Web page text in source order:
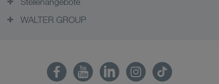
WALTER GROUP